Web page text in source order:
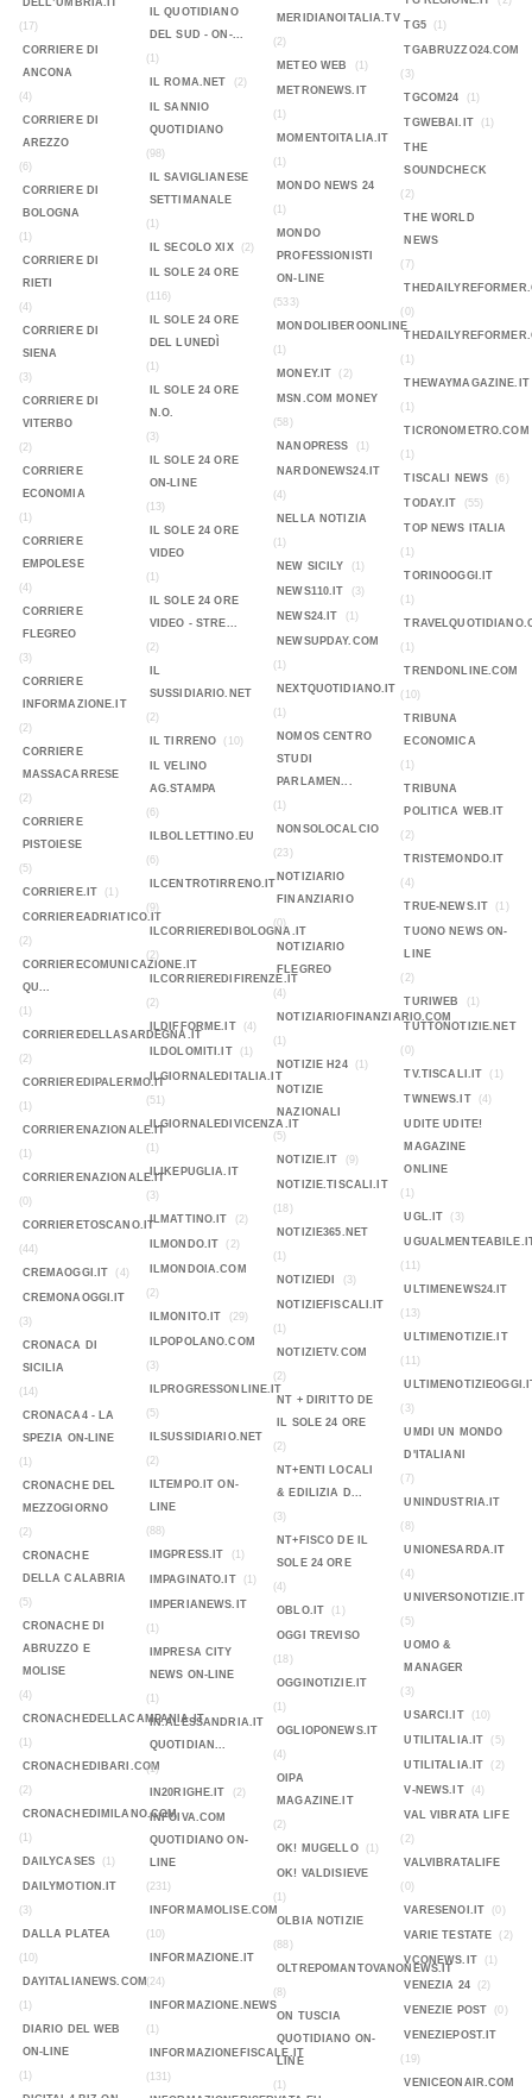
DELL’UMBRIA.IT
(17)
CORRIERE DI
ANCONA
(4)
CORRIERE DI
AREZZO
(6)
CORRIERE DI
BOLOGNA
(1)
CORRIERE DI
RIETI
(4)
CORRIERE DI
SIENA
(3)
CORRIERE DI
VITERBO
(2)
CORRIERE
ECONOMIA
(1)
CORRIERE
EMPOLESE
(4)
CORRIERE
FLEGREO
(3)
CORRIERE
INFORMAZIONE.IT
(2)
CORRIERE
MASSACARRESE
(2)
CORRIERE
PISTOIESE
(5)
CORRIERE.IT
(1)
CORRIEREADRIATICO.IT
(2)
CORRIERECOMUNICAZIONE.IT
QU...
(1)
CORRIEREDELLASARDEGNA.IT
(2)
CORRIEREDIPALERMO.IT
(1)
CORRIERENAZIONALE.IT
(1)
CORRIERENAZIONALE.IT
(0)
CORRIERETOSCANO.IT
(44)
CREMAOGGI.IT
(4)
CREMONAOGGI.IT
(3)
CRONACA DI
SICILIA
(14)
CRONACA4 - LA
SPEZIA ON-LINE
(1)
CRONACHE DEL
MEZZOGIORNO
(2)
CRONACHE
DELLA CALABRIA
(5)
CRONACHE DI
ABRUZZO E
MOLISE
(4)
CRONACHEDELLACAMPANIA.IT
(1)
CRONACHEDIBARI.COM
(2)
CRONACHEDIMILANO.COM
(1)
DAILYCASES
(1)
DAILYMOTION.IT
(3)
DALLA PLATEA
(10)
DAYITALIANEWS.COM
(1)
DIARIO DEL WEB
ON-LINE
(1)
IL QUOTIDIANO
DEL SUD - ON-...
(1)
IL ROMA.NET
(2)
IL SANNIO
QUOTIDIANO
(98)
IL SAVIGLIANESE
SETTIMANALE
(1)
IL SECOLO XIX
(2)
IL SOLE 24 ORE
(116)
IL SOLE 24 ORE
DEL LUNEDÌ
(1)
IL SOLE 24 ORE
N.O.
(3)
IL SOLE 24 ORE
ON-LINE
(13)
IL SOLE 24 ORE
VIDEO
(1)
IL SOLE 24 ORE
VIDEO - STRE...
(2)
IL
SUSSIDIARIO.NET
(2)
IL TIRRENO
(10)
IL VELINO
AG.STAMPA
(6)
ILBOLLETTINO.EU
(6)
ILCENTROTIRRENO.IT
(9)
ILCORRIEREDIBOLOGNA.IT
(2)
ILCORRIEREDIFIRENZE.IT
(2)
ILDIFFORME.IT
(4)
ILDOLOMITI.IT (1)
ILGIORNALEDITALIA.IT
(51)
ILGIORNALEDIVICENZA.IT
(1)
ILIKEPUGLIA.IT
(3)
ILMATTINO.IT
(2)
ILMONDO.IT (2)
ILMONDOIA.COM
(2)
ILMONITO.IT
(29)
ILPOPOLANO.COM
(3)
ILPROGRESSONLINE.IT
(5)
ILSUSSIDIARIO.NET
(2)
ILTEMPO.IT ON-
LINE
(88)
IMGPRESS.IT
(1)
IMPAGINATO.IT (1)
IMPERIANEWS.IT
(1)
IMPRESA CITY
NEWS ON-LINE
(1)
IN.ALESSANDRIA.IT
QUOTIDIAN...
(1)
IN20RIGHE.IT
(2)
INFOIVA.COM
QUOTIDIANO ON-
LINE
(231)
INFORMAMOLISE.COM
(10)
INFORMAZIONE.IT
(24)
INFORMAZIONE.NEWS
(1)
INFORMAZIONEFISCALE.IT
(131)
MERIDIANOITALIA.TV
(2)
METEO WEB
(1)
METRONEWS.IT
(1)
MOMENTOITALIA.IT
(1)
MONDO NEWS 24
(1)
MONDO
PROFESSIONISTI
ON-LINE
(533)
MONDOLIBEROONLINE
(1)
MONEY.IT
(2)
MSN.COM MONEY
(58)
NANOPRESS
(1)
NARDONEWS24.IT
(4)
NELLA NOTIZIA
(1)
NEW SICILY
(1)
NEWS110.IT (3)
NEWS24.IT (1)
NEWSUPDAY.COM
(1)
NEXTQUOTIDIANO.IT
(1)
NOMOS CENTRO
STUDI
PARLAMEN...
(1)
NONSOLOCALCIO
(23)
NOTIZIARIO
FINANZIARIO
(0)
NOTIZIARIO
FLEGREO
(4)
NOTIZIARIOFINANZIARIO.COM
(1)
NOTIZIE H24
(1)
NOTIZIE
NAZIONALI
(5)
NOTIZIE.IT
(9)
NOTIZIE.TISCALI.IT
(18)
NOTIZIE365.NET
(1)
NOTIZIEDI
(3)
NOTIZIEFISCALI.IT
(1)
NOTIZIETV.COM
(2)
NT + DIRITTO DE
IL SOLE 24 ORE
(2)
NT+ENTI LOCALI
& EDILIZIA D...
(3)
NT+FISCO DE IL
SOLE 24 ORE
(4)
OBLO.IT
(1)
OGGI TREVISO
(18)
OGGINOTIZIE.IT
(1)
OGLIOPONEWS.IT
(4)
OIPA
MAGAZINE.IT
(2)
OK! MUGELLO
(1)
OK! VALDISIEVE
(1)
OLBIA NOTIZIE
(88)
OLTREPOMANTOVANONEWS.IT
(8)
ON TUSCIA
QUOTIDIANO ON-
LINE
(1)
TG5 (1)
TGABRUZZO24.COM
(3)
TGCOM24
(1)
TGWEBAI.IT (1)
THE
SOUNDCHECK
(2)
THE WORLD
NEWS
(7)
(0)
(1)
THEWAYMAGAZINE.IT
(1)
TICRONOMETRO.COM
(1)
TISCALI NEWS
(6)
TODAY.IT (55)
TOP NEWS ITALIA
(1)
TORINOOGGI.IT
(1)
(1)
TRENDONLINE.COM
(10)
TRIBUNA
ECONOMICA
(1)
TRIBUNA
POLITICA WEB.IT
(2)
TRISTEMONDO.IT
(4)
TRUE-NEWS.IT
(1)
TUONO NEWS ON-
LINE
(2)
TURIWEB
(1)
TUTTONOTIZIE.NET
(0)
TV.TISCALI.IT
(1)
TWNEWS.IT (4)
UDITE UDITE!
MAGAZINE
ONLINE
(1)
UGL.IT
(3)
(11)
ULTIMENEWS24.IT
(13)
ULTIMENOTIZIE.IT
(11)
(3)
UMDI UN MONDO
D'ITALIANI
(7)
UNINDUSTRIA.IT
(8)
UNIONESARDA.IT
(4)
UNIVERSONOTIZIE.IT
(5)
UOMO &
MANAGER
(3)
USARCI.IT
(10)
UTILITALIA.IT (5)
UTILITALIA.IT (2)
V-NEWS.IT (4)
VAL VIBRATA LIFE
(2)
VALVIBRATALIFE
(0)
VARESENOI.IT
(0)
VARIE TESTATE (2)
VCONEWS.IT (1)
VENEZIA 24 (2)
VENEZIE POST (0)
VENEZIEPOST.IT
(19)
VENICEONAIR.COM